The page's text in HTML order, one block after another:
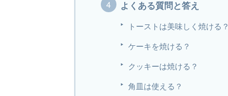
よくある質問と答え
トーストは美味しく焼ける？
ケーキを焼ける？
クッキーは焼ける？
角皿は使える？